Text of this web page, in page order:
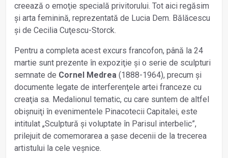
creează o emoţie specială privitorului. Tot aici regăsim
și arta feminină, reprezentată de Lucia Dem. Bălăcescu
și de Cecilia Cuţescu-Storck.
Pentru a completa acest excurs francofon, până la 24
martie sunt prezente în expoziţie și o serie de sculpturi
semnate de Cornel Medrea (1888-1964), precum și
documente legate de interferenţele artei franceze cu
creaţia sa. Medalionul tematic, cu care suntem de altfel
obișnuiţi în evenimentele Pinacotecii Capitalei, este
intitulat „Sculptură și voluptate în Parisul interbelic”,
prilejuit de comemorarea a șase decenii de la trecerea
artistului la cele veșnice.